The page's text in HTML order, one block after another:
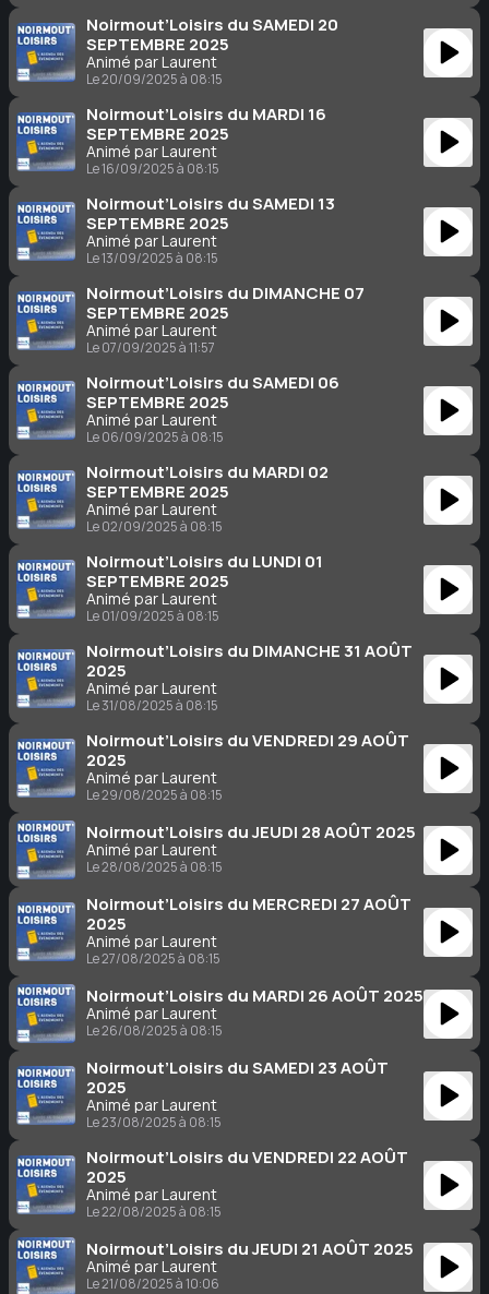
Noirmout’Loisirs du SAMEDI 20
SEPTEMBRE 2025
Animé par Laurent
Le 20/09/2025 à 08:15
Noirmout’Loisirs du MARDI 16
SEPTEMBRE 2025
Animé par Laurent
Le 16/09/2025 à 08:15
Noirmout’Loisirs du SAMEDI 13
SEPTEMBRE 2025
Animé par Laurent
Le 13/09/2025 à 08:15
Noirmout’Loisirs du DIMANCHE 07
SEPTEMBRE 2025
Animé par Laurent
Le 07/09/2025 à 11:57
Noirmout’Loisirs du SAMEDI 06
SEPTEMBRE 2025
Animé par Laurent
Le 06/09/2025 à 08:15
Noirmout’Loisirs du MARDI 02
SEPTEMBRE 2025
Animé par Laurent
Le 02/09/2025 à 08:15
Noirmout’Loisirs du LUNDI 01
SEPTEMBRE 2025
Animé par Laurent
Le 01/09/2025 à 08:15
Noirmout’Loisirs du DIMANCHE 31 AOÛT
2025
Animé par Laurent
Le 31/08/2025 à 08:15
Noirmout’Loisirs du VENDREDI 29 AOÛT
2025
Animé par Laurent
Le 29/08/2025 à 08:15
Noirmout’Loisirs du JEUDI 28 AOÛT 2025
Animé par Laurent
Le 28/08/2025 à 08:15
Noirmout’Loisirs du MERCREDI 27 AOÛT
2025
Animé par Laurent
Le 27/08/2025 à 08:15
Noirmout’Loisirs du MARDI 26 AOÛT 2025
Animé par Laurent
Le 26/08/2025 à 08:15
Noirmout’Loisirs du SAMEDI 23 AOÛT
2025
Animé par Laurent
Le 23/08/2025 à 08:15
Noirmout’Loisirs du VENDREDI 22 AOÛT
2025
Animé par Laurent
Le 22/08/2025 à 08:15
Noirmout’Loisirs du JEUDI 21 AOÛT 2025
Animé par Laurent
Le 21/08/2025 à 10:06